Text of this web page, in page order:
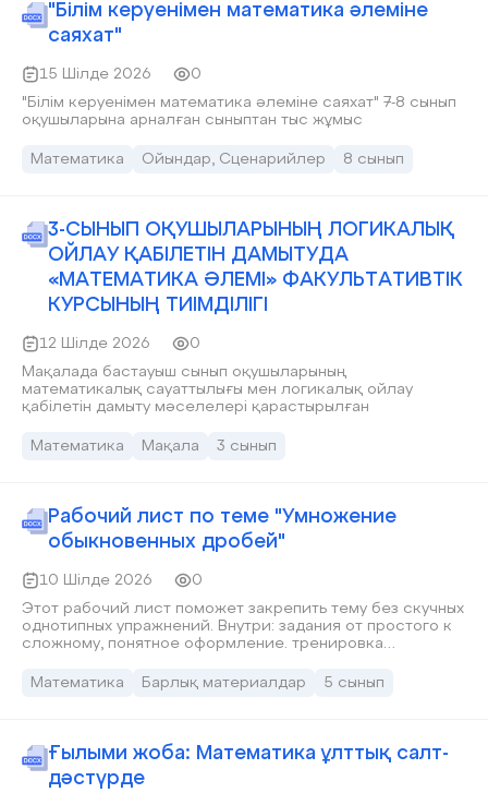
"Білім керуенімен математика әлеміне
саяхат"
15 Шілде 2026
0
"Білім керуенімен математика әлеміне саяхат" 7-8 сынып
оқушыларына арналған сыныптан тыс жұмыс
Математика Ойындар, Сценарийлер 8 сынып
3-СЫНЫП ОҚУШЫЛАРЫНЫҢ ЛОГИКАЛЫҚ
ОЙЛАУ ҚАБІЛЕТІН ДАМЫТУДА
«МАТЕМАТИКА ӘЛЕМІ» ФАКУЛЬТАТИВТІК
КУРСЫНЫҢ ТИІМДІЛІГІ
12 Шілде 2026
0
Мақалада бастауыш сынып оқушыларының
математикалық сауаттылығы мен логикалық ойлау
қабілетін дамыту мәселелері қарастырылған
Математика Мақала 3 сынып
Рабочий лист по теме "Умножение
обыкновенных дробей"
10 Шілде 2026
0
Этот рабочий лист поможет закрепить тему без скучных
однотипных упражнений. Внутри: задания от простого к
сложному, понятное оформление. тренировка
Математика
Барлық материалдар 5 сынып
Ғылыми жоба: Математика ұлттық салт-
дәстүрде